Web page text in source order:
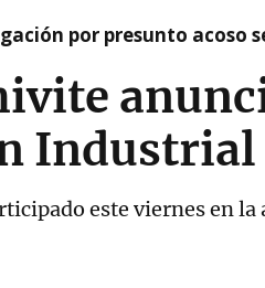
por presunto acoso
Industrial
este viernes en la